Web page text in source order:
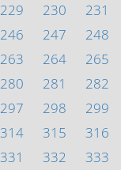
229 230 231
246 247 248
263 264 265
280 281 282
297 298 299
314 315 316
331 332 333